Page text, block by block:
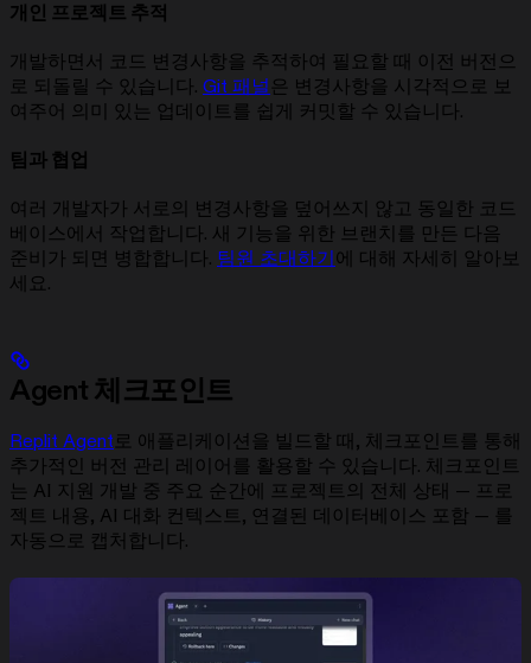
개인 프로젝트 추적
개발하면서 코드 변경사항을 추적하여 필요할 때 이전 버전으
로 되돌릴 수 있습니다. Git 패널 은 변경사항을 시각적으로 보
여주어 의미 있는 업데이트를 쉽게 커밋할 수 있습니다.
팀과 협업
여러 개발자가 서로의 변경사항을 덮어쓰지 않고 동일한 코드
베이스에서 작업합니다. 새 기능을 위한 브랜치를 만든 다음
준비가 되면 병합합니다. 팀원 초대하기 에 대해 자세히 알아보
세요.
Agent 체크포인트
Replit Agent 로 애플리케이션을 빌드할 때, 체크포인트를 통해
추가적인 버전 관리 레이어를 활용할 수 있습니다. 체크포인트
는 AI 지원 개발 중 주요 순간에 프로젝트의 전체 상태 — 프로
젝트 내용, AI 대화 컨텍스트, 연결된 데이터베이스 포함 — 를
자동으로 캡처합니다.